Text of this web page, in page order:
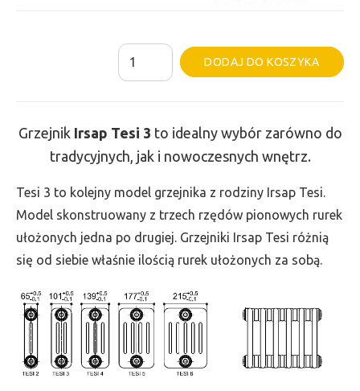
ilość
Grzejnik
-
wys.
400,
szer.
585,
546
DODAJ DO KOSZYKA
Grzejnik Irsap Tesi 3 to idealny wybór zarówno do
tradycyjnych, jak i nowoczesnych wnętrz.
Tesi 3 to kolejny model grzejnika z rodziny Irsap Tesi.
Model skonstruowany z trzech rzędów pionowych rurek
ułożonych jedna po drugiej. Grzejniki Irsap Tesi różnią
się od siebie właśnie ilością rurek ułożonych za sobą.